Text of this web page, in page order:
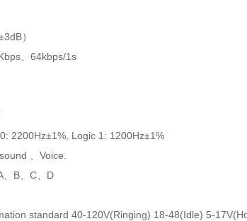
）
、64kbps/1s
2200Hz±1%, Logic 1: 1200Hz±1%
、Voice.
、B、C、D
standard 40-120V(Ringing) 18-48(Idle) 5-